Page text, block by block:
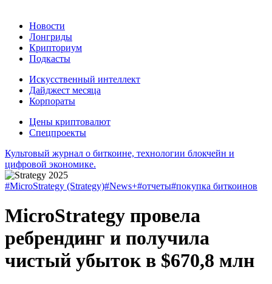
Новости
Лонгриды
Крипториум
Подкасты
Искусственный интеллект
Дайджест месяца
Корпораты
Цены криптовалют
Спецпроекты
Культовый журнал о биткоине, технологии блокчейн и
цифровой экономике.
#MicroStrategy (Strategy)#News+#отчеты#покупка биткоинов
MicroStrategy провела
ребрендинг и получила
чистый убыток в $670,8 млн